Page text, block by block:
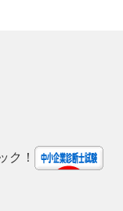
ク！